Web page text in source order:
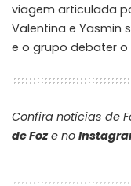
viagem articulada
Valentina e Yasmin
e o grupo debater o
Confira notícias de
de Foze no